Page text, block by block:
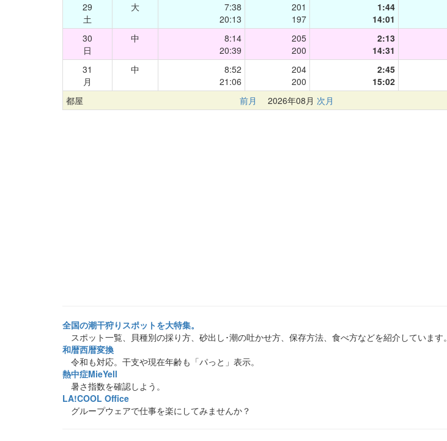
29
土
大
7:38
20:13
201
197
1:44
14:01
30
日
中
8:14
20:39
205
200
2:13
14:31
31
月
中
8:52
21:06
204
200
2:45
15:02
都屋 前月 2026年08月 次月
全国の潮干狩りスポットを大特集。
スポット一覧、貝種別の採り方、砂出し･潮の吐かせ方、保存方法、食べ方などを紹介しています。
和暦西暦変換
令和も対応。干支や現在年齢も「パっと」表示。
熱中症MieYell
暑さ指数を確認しよう。
LA!COOL Office
グループウェアで仕事を楽にしてみませんか？